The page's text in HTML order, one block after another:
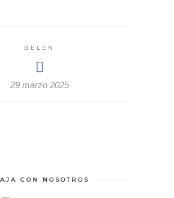
BELEN
29 marzo 2025
CON NOSOTROS